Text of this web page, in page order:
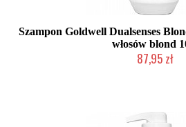
Szampon Goldwell Dualsenses
włosów blond
87,95 zł